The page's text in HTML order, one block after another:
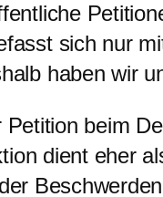
sich nur
haben wir
beim
dient eher